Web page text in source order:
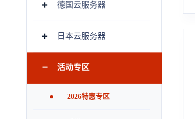
德国云服务器
日本云服务器
活动专区
2026特惠专区